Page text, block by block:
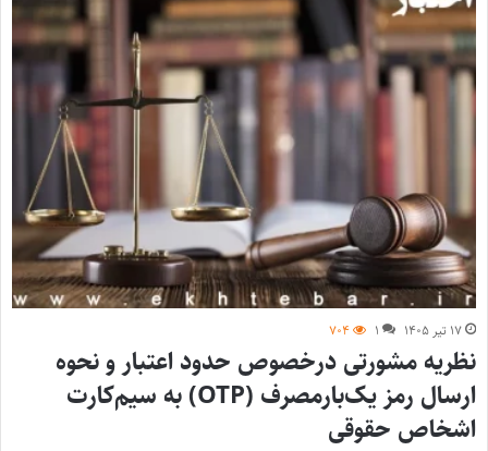
۱۷ تیر ۱۴۰۵ ۱ ۷۰۴
نظریه مشورتی درخصوص حدود اعتبار و نحوه
ارسال رمز یک‌بارمصرف (OTP) به سیم‌کارت
اشخاص حقوقی